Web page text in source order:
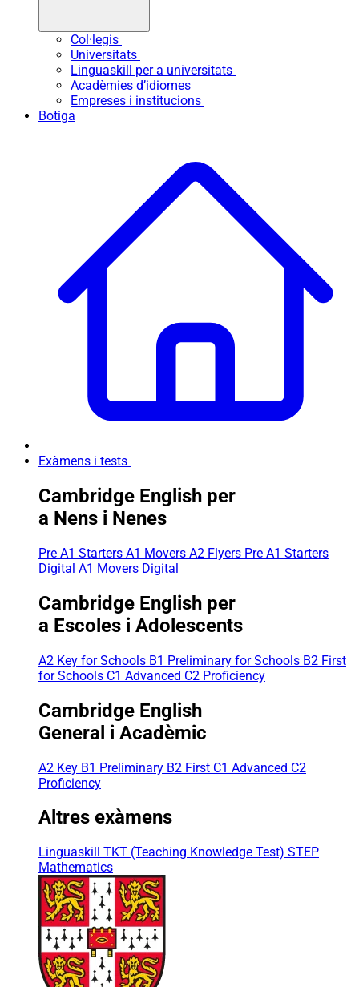
Col·legis
Universitats
Linguaskill per a universitats
Acadèmies d’idiomes
Empreses i institucions
Botiga
Exàmens i tests
Cambridge English per
a Nens i Nenes
Pre A1 Starters A1 Movers A2 Flyers Pre A1 Starters
Digital A1 Movers Digital
Cambridge English per
a Escoles i Adolescents
A2 Key for Schools B1 Preliminary for Schools B2 First
for Schools C1 Advanced C2 Proficiency
Cambridge English
General i Acadèmic
A2 Key B1 Preliminary B2 First C1 Advanced C2
Proficiency
Altres exàmens
Linguaskill TKT (Teaching Knowledge Test) STEP
Mathematics